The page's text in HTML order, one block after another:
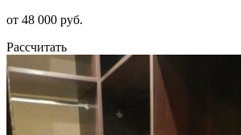
от 48 000 руб.
Рассчитать